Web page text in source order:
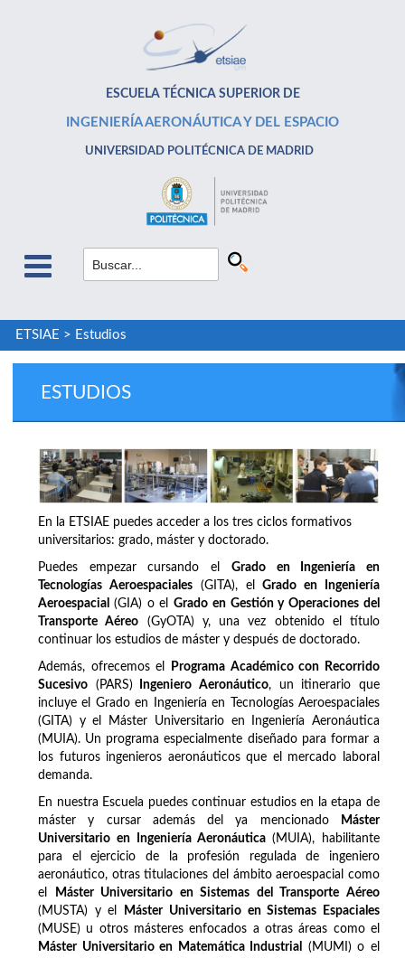
ESCUELA TÉCNICA SUPERIOR DE
INGENIERÍA AERONÁUTICA Y DEL ESPACIO
UNIVERSIDAD POLITÉCNICA DE MADRID
ETSIAE > Estudios
ESTUDIOS
En la ETSIAE puedes acceder a los tres ciclos formativos
universitarios: grado, máster y doctorado.
Puedes empezar cursando el Grado en Ingeniería en
Tecnologías Aeroespaciales(GITA), elGrado en Ingeniería
Aeroespacial (GIA) o elGrado en Gestión y Operaciones del
Transporte Aéreo (GyOTA) y, una vez obtenido el título
continuar los estudios de máster y después de doctorado.
Además, ofrecemos el
Programa Académico con Recorrido
Sucesivo (PARS) Ingeniero Aeronáutico, un itinerario que
incluye el Grado en Ingeniería en Tecnologías Aeroespaciales
(GITA) y el Máster Universitario en Ingeniería Aeronáutica
(MUIA). Un programa especialmente diseñado para formar a
los futuros ingenieros aeronáuticos que el mercado laboral
demanda.
En nuestra Escuela puedes continuar estudios en la etapa de
máster y cursar además del ya mencionado
Máster
Universitario en Ingeniería Aeronáutica(MUIA), habilitante
para el ejercicio de la profesión regulada de ingeniero
aeronáutico, otras titulaciones del ámbito aeroespacial como
el
Máster Universitario en Sistemas del Transporte Aéreo
(MUSTA) y el
Máster Universitario en Sistemas Espaciales
(MUSE) u otros másteres enfocados a otras áreas como el
Máster Universitario en Matemática Industrial
(MUMI) o el